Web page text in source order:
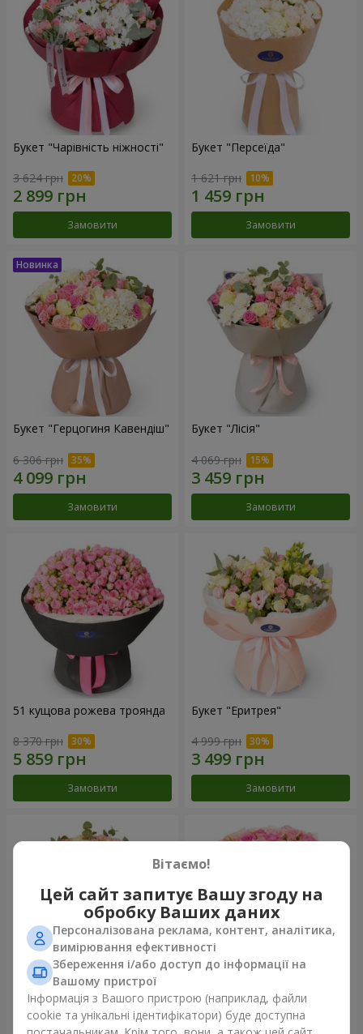
Букет "Чарівність ніжності"
3 624 грн
Замовити
Букет "Персеїда"
1 621 грн
Замовити
Букет "Герцогиня Кавендіш"
6 306 грн
Замовити
Букет "Лісія"
4 069 грн
Замовити
51 кущова рожева троянда
8 370 грн
Замовити
Букет "Еритрея"
4 999 грн
Замовити
Букет "Nude Perfume"
3 293 грн
Букет "Рожева ніжність"
4 656 грн
Вітаємо!
Цей сайт запитує Вашу згоду на
обробку Ваших даних
Персоналізована реклама, контент, аналітика,
вимірювання ефективності
Збереження і/або доступ до інформації на
Вашому пристрої
Інформація з Вашого пристрою (наприклад, файли
cookie та унікальні ідентифікатори) буде доступна